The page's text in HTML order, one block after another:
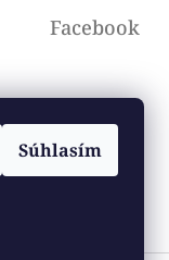
Súhlasím
Facebook